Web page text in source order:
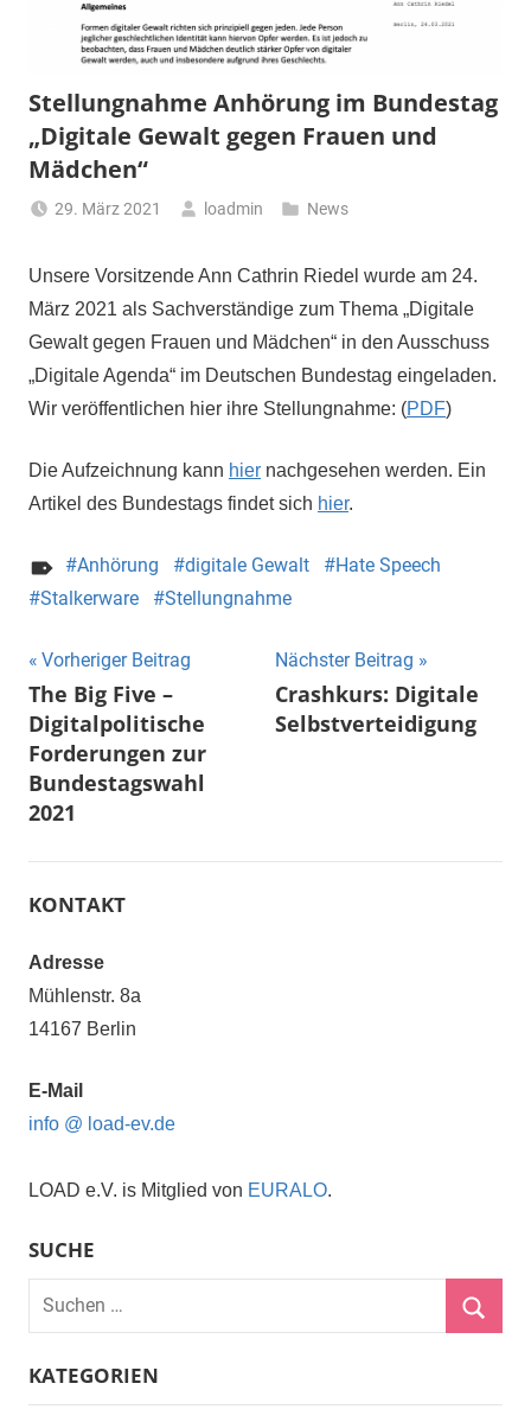
Stellungnahme Anhörung im Bundestag
„Digitale Gewalt gegen Frauen und
Mädchen“
29. März 2021 loadmin News
Unsere Vorsitzende Ann Cathrin Riedel wurde am 24.
März 2021 als Sachverständige zum Thema „Digitale
Gewalt gegen Frauen und Mädchen“ in den Ausschuss
„Digitale Agenda“ im Deutschen Bundestag eingeladen.
Wir veröffentlichen hier ihre Stellungnahme: (PDF)
Die Aufzeichnung kann hier nachgesehen werden. Ein
Artikel des Bundestags findet sich hier.
Anhörung digitale Gewalt
Hate Speech
Stalkerware
Stellungnahme
Beitragsnavigation
Vorheriger Beitrag
The Big Five –
Digitalpolitische
Forderungen zur
Bundestagswahl
2021
Nächster Beitrag
Crashkurs: Digitale
Selbstverteidigung
KONTAKT
Adresse
Mühlenstr. 8a
14167 Berlin
E-Mail
info @ load-ev.de
LOAD e.V. is Mitglied von EURALO.
SUCHE
Suchen
KATEGORIEN